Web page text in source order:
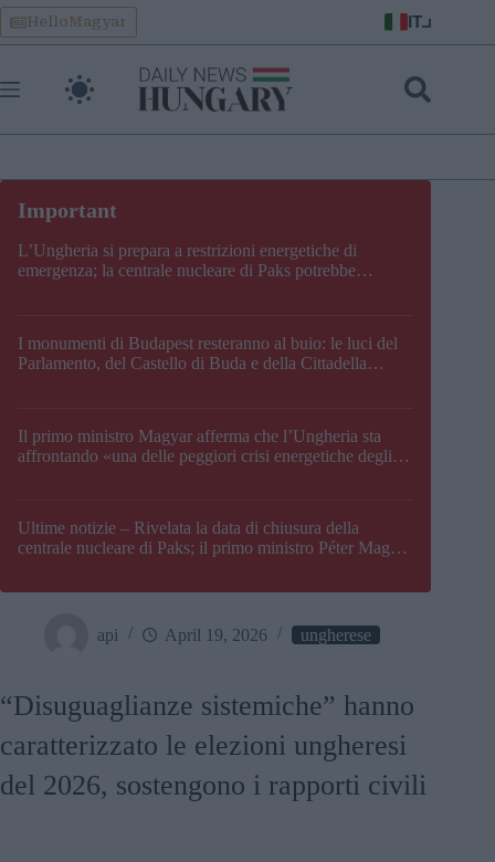
Skip
to
content
HelloMagyar IT
L’Ungheria si prepara a restrizioni energetiche di
emergenza; la centrale nucleare di Paks potrebbe
I monumenti di Budapest resteranno al buio: le luci del
Parlamento, del Castello di Buda e della Cittadella
Il primo ministro Magyar afferma che l’Ungheria sta
affrontando «una delle peggiori crisi energetiche degli
Ultime notizie – Rivelata la data di chiusura della
centrale nucleare di Paks; il primo ministro Péter Magyar
api April 19, 2026 ungherese
“Disuguaglianze sistemiche” hanno
caratterizzato le elezioni ungheresi
del 2026, sostengono i rapporti civili